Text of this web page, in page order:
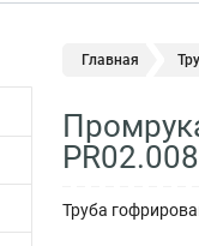
Главная
Труба